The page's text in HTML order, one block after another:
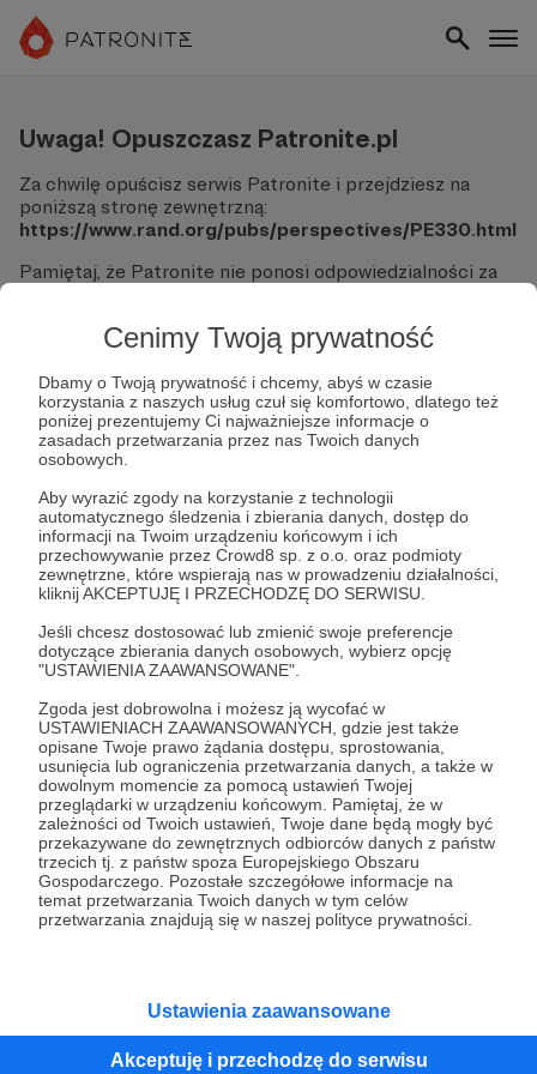
Cenimy Twoją prywatność
Dbamy o Twoją prywatność i chcemy, abyś w czasie
korzystania z naszych usług czuł się komfortowo, dlatego też
poniżej prezentujemy Ci najważniejsze informacje o
zasadach przetwarzania przez nas Twoich danych
osobowych.
Aby wyrazić zgody na korzystanie z technologii
automatycznego śledzenia i zbierania danych, dostęp do
informacji na Twoim urządzeniu końcowym i ich
przechowywanie przez Crowd8 sp. z o.o. oraz podmioty
zewnętrzne, które wspierają nas w prowadzeniu działalności,
kliknij AKCEPTUJĘ I PRZECHODZĘ DO SERWISU.
Jeśli chcesz dostosować lub zmienić swoje preferencje
dotyczące zbierania danych osobowych, wybierz opcję
"USTAWIENIA ZAAWANSOWANE".
Zgoda jest dobrowolna i możesz ją wycofać w
USTAWIENIACH ZAAWANSOWANYCH, gdzie jest także
opisane Twoje prawo żądania dostępu, sprostowania,
usunięcia lub ograniczenia przetwarzania danych, a także w
dowolnym momencie za pomocą ustawień Twojej
przeglądarki w urządzeniu końcowym. Pamiętaj, że w
zależności od Twoich ustawień, Twoje dane będą mogły być
przekazywane do zewnętrznych odbiorców danych z państw
trzecich tj. z państw spoza Europejskiego Obszaru
Gospodarczego. Pozostałe szczegółowe informacje na
temat przetwarzania Twoich danych w tym celów
przetwarzania znajdują się w naszej polityce prywatności.
Ustawienia zaawansowane
Akceptuję i przechodzę do serwisu
Uwaga! Opuszczasz Patronite.pl
Za chwilę opuścisz serwis Patronite i przejdziesz na
poniższą stronę zewnętrzną:
https://www.rand.org/pubs/perspectives/PE330.html
Pamiętaj, że Patronite nie ponosi odpowiedzialności za
Nie podawaj swoich danych logowania ani informacji
finansowych na podjerzanych stronach.
Sprawdź dokładnie adres URL, zanim klikniesz przycisk
"Tak, przejdź do strony".
Jeśli masz wątpliwości, wróć do Patronite i zweryfikuj
link.
Czy na pewno chcesz kontynuować?
Tak, przejdź do strony
Kategorie
O Patronite
Dodatkowe produkty
Pomoc
RegulaminPolityka prywatnościPatronite Commons
Unia Europejska